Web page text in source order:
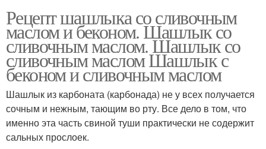
Рецепт шашлыка со сливочным
маслом и беконом. Шашлык со
сливочным маслом. Шашлык со
сливочным маслом Шашлык с
беконом и сливочным маслом
Шашлык из карбоната (карбонада) не у всех получается
сочным и нежным, тающим во рту. Все дело в том, что
именно эта часть свиной туши практически не содержит
сальных прослоек.